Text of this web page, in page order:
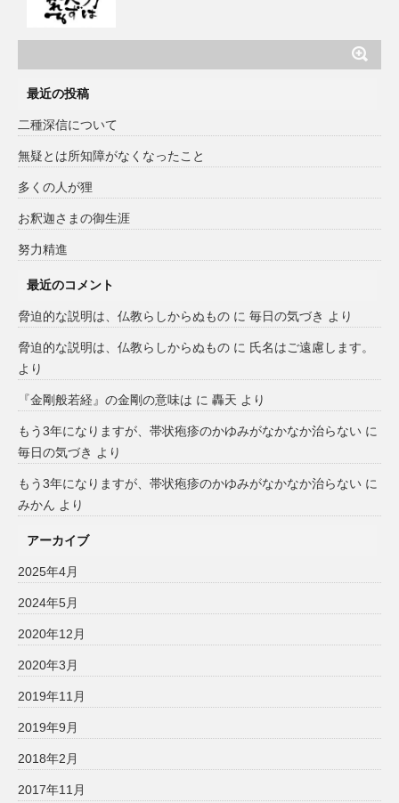
最近の投稿
二種深信について
無疑とは所知障がなくなったこと
多くの人が狸
お釈迦さまの御生涯
努力精進
最近のコメント
脅迫的な説明は、仏教らしからぬもの に 毎日の気づき より
脅迫的な説明は、仏教らしからぬもの に 氏名はご遠慮します。
より
『金剛般若経』の金剛の意味は に 轟天 より
もう3年になりますが、帯状疱疹のかゆみがなかなか治らない に
毎日の気づき より
もう3年になりますが、帯状疱疹のかゆみがなかなか治らない に
みかん より
アーカイブ
2025年4月
2024年5月
2020年12月
2020年3月
2019年11月
2019年9月
2018年2月
2017年11月